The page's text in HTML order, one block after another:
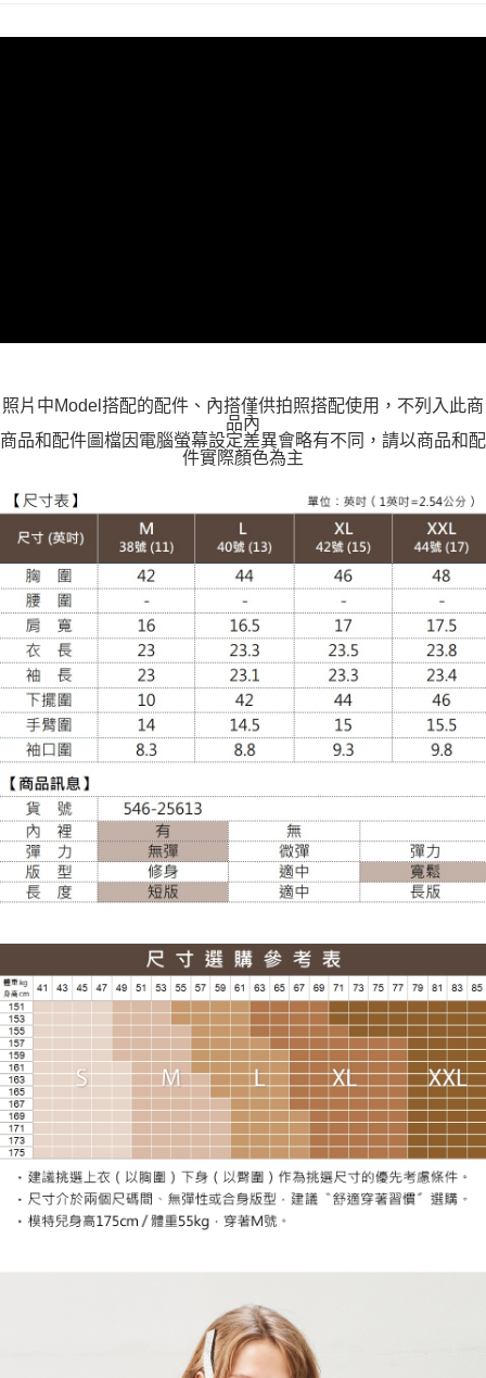
每筆NT$120
照片中Model搭配的配件、內搭僅供拍照搭配使用，不列入此商
品內
商品和配件圖檔因電腦螢幕設定差異會略有不同，請以商品和配
件實際顏色為主